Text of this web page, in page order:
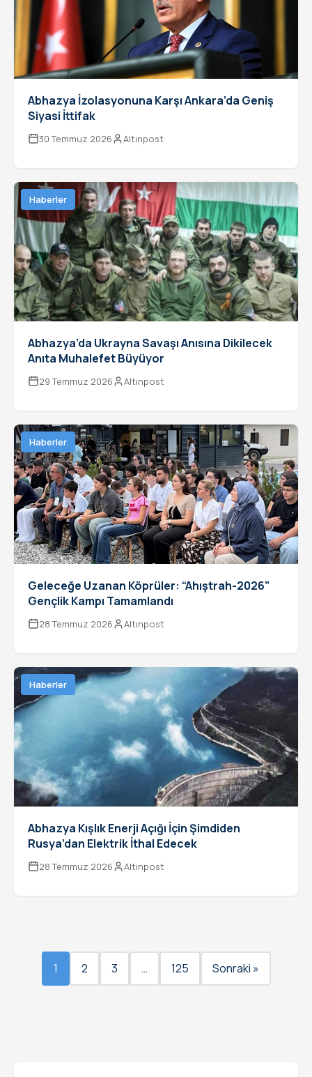
Abhazya İzolasyonuna Karşı Ankara’da Geniş
Siyasi İttifak
30 Temmuz 2026 Altınpost
Haberler
Abhazya’da Ukrayna Savaşı Anısına Dikilecek
Anıta Muhalefet Büyüyor
29 Temmuz 2026 Altınpost
Haberler
Geleceğe Uzanan Köprüler: “Ahıştrah-2026”
Gençlik Kampı Tamamlandı
28 Temmuz 2026 Altınpost
Haberler
Abhazya Kışlık Enerji Açığı İçin Şimdiden
Rusya’dan Elektrik İthal Edecek
28 Temmuz 2026 Altınpost
sayfalaması
1 2 3 … 125 Sonraki »